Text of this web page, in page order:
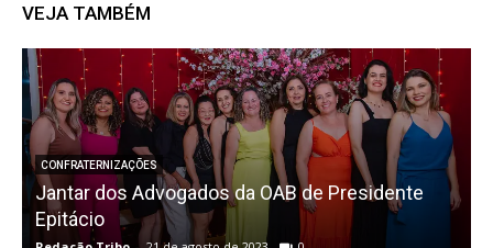
VEJA TAMBÉM
CONFRATERNIZAÇÕES
Jantar dos Advogados da OAB de Presidente
Epitácio